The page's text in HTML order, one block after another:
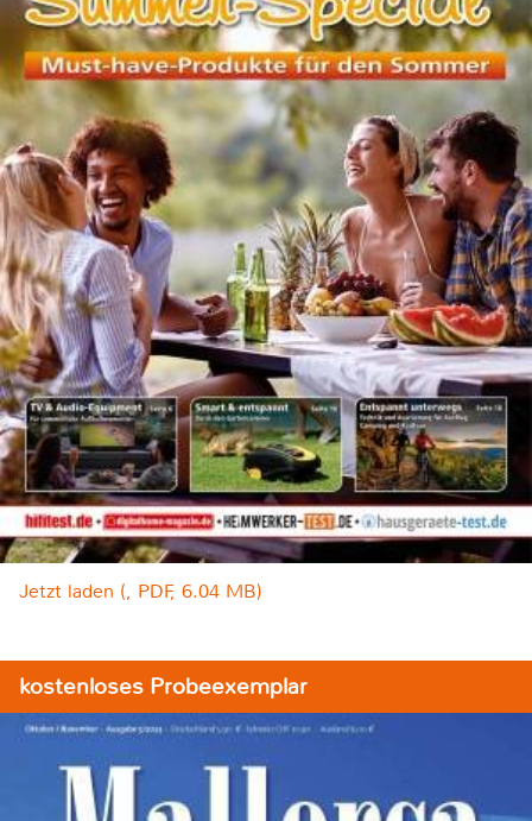
Jetzt laden (, PDF, 6.04 MB)
kostenloses Probeexemplar